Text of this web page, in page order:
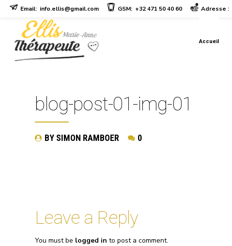
Email: info.ellis@gmail.com GSM: +32 471 50 40 60 Adresse :
Accueil
blog-post-01-img-01
BY SIMON RAMBOER 0
Leave a Reply
You must be logged in to post a comment.